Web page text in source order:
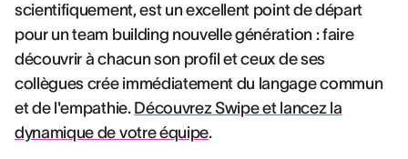
scientifiquement, est un excellent point de départ
pour un team building nouvelle génération : faire
découvrir à chacun son profil et ceux de ses
collègues crée immédiatement du langage commun
et de l'empathie. Découvrez Swipe et lancez la
dynamique de votre équipe.